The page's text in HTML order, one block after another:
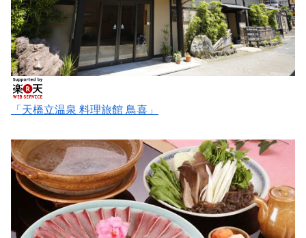
「天橋立温泉 料理旅館 鳥喜」